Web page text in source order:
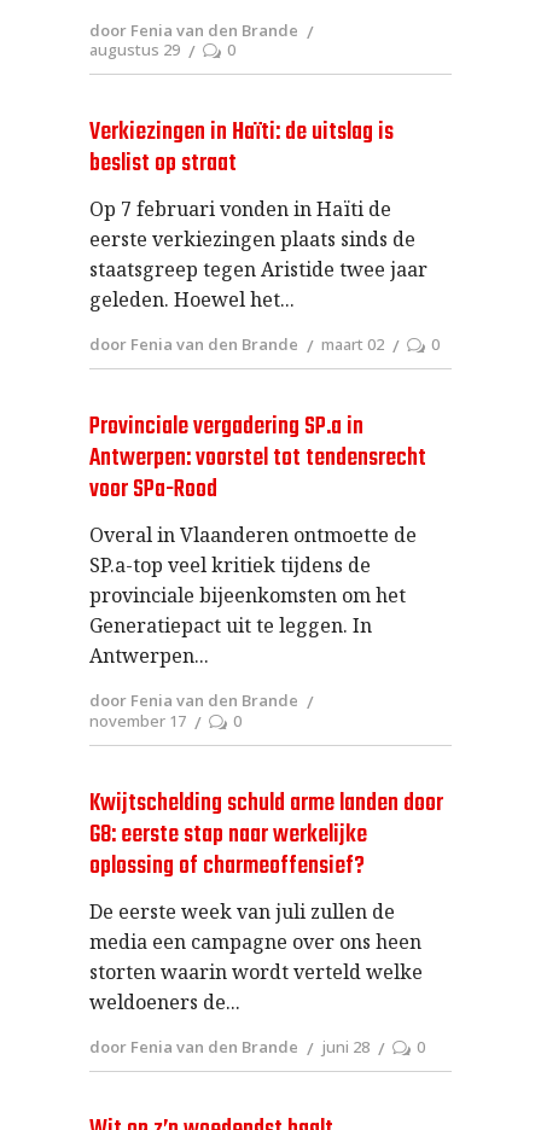
door Fenia van den Brande
augustus 29
0
Verkiezingen in Haïti: de uitslag is
beslist op straat
Op 7 februari vonden in Haïti de
eerste verkiezingen plaats sinds de
staatsgreep tegen Aristide twee jaar
geleden. Hoewel het
door Fenia van den Brande maart 02 0
Provinciale vergadering SP.a in
Antwerpen: voorstel tot tendensrecht
voor SPa-Rood
Overal in Vlaanderen ontmoette de
SP.a-top veel kritiek tijdens de
provinciale bijeenkomsten om het
Generatiepact uit te leggen. In
Antwerpen
door Fenia van den Brande
november 17
0
Kwijtschelding schuld arme landen door
G8: eerste stap naar werkelijke
oplossing of charmeoffensief?
De eerste week van juli zullen de
media een campagne over ons heen
storten waarin wordt verteld welke
weldoeners de
door Fenia van den Brande juni 28 0